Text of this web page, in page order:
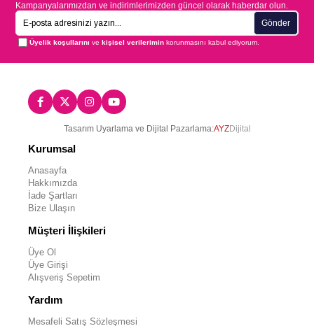
Kampanyalarımızdan ve indirimlerimizden güncel olarak haberdar olun.
Gönder
Üyelik koşullarını vekişisel verilerimin korunmasını kabul ediyorum.
Tasarım Uyarlama ve Dijital Pazarlama:AYZDijital
Kurumsal
Anasayfa
Hakkımızda
İade Şartları
Bize Ulaşın
Müşteri İlişkileri
Üye Ol
Üye Girişi
Alışveriş Sepetim
Yardım
Mesafeli Satış Sözleşmesi